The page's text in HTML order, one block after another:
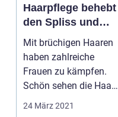
Haarpflege behebt
den Spliss und
Haarbruch
Mit brüchigen Haaren
haben zahlreiche
Frauen zu kämpfen.
Schön sehen die Haare
nicht mehr aus, wenn
24 März 2021